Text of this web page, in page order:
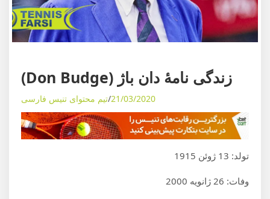
م
زندگی نامۀ دان باژ (Don Budge)
21/03/2020 تیم محتوای تنیس فارسی
تولد: 13 ژوئن 1915
وفات: 26 ژانویه 2000